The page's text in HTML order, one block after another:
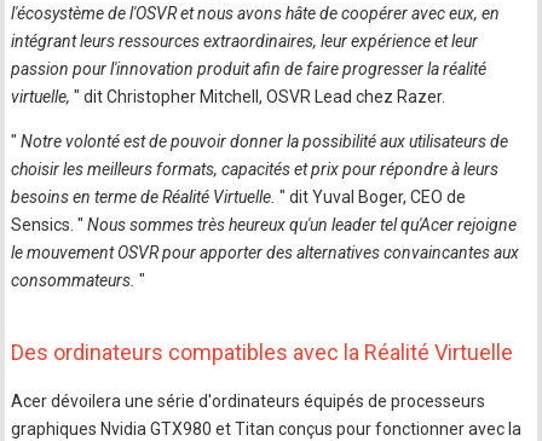
l'écosystème de l'OSVR et nous avons hâte de coopérer avec eux, en
intégrant leurs ressources extraordinaires, leur expérience et leur
passion pour l'innovation produit afin de faire progresser la réalité
virtuelle," dit Christopher Mitchell, OSVR Lead chez Razer.
" Notre volonté est de pouvoir donner la possibilité aux utilisateurs de
choisir les meilleurs formats, capacités et prix pour répondre à leurs
besoins en terme de Réalité Virtuelle." dit Yuval Boger, CEO de
Sensics. " Nous sommes très heureux qu'un leader tel qu'Acer rejoigne
le mouvement OSVR pour apporter des alternatives convaincantes aux
consommateurs."
Des ordinateurs compatibles avec la Réalité Virtuelle
Acer dévoilera une série d'ordinateurs équipés de processeurs
graphiques Nvidia GTX980 et Titan conçus pour fonctionner avec la